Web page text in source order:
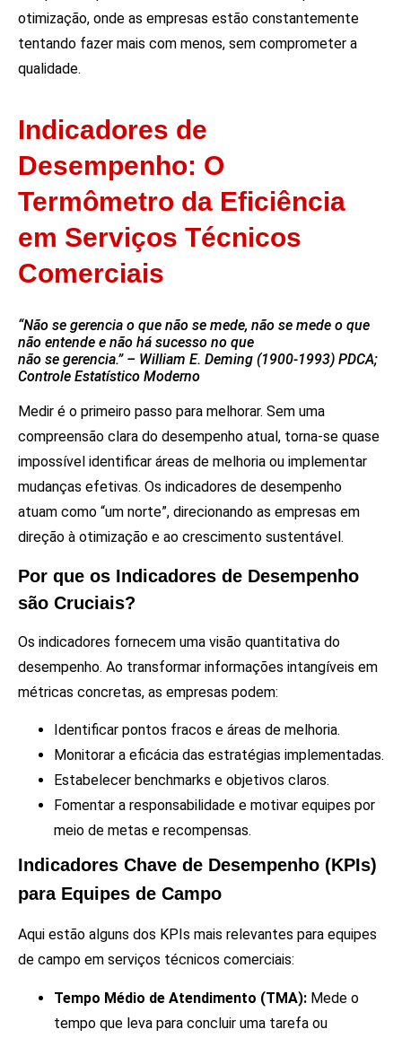
otimização, onde as empresas estão constantemente
tentando fazer mais com menos, sem comprometer a
qualidade.
Indicadores de
Desempenho: O
Termômetro da Eficiência
em Serviços Técnicos
Comerciais
“Não se gerencia o que não se mede, não se mede o que
não entende e não há sucesso no que
não se gerencia.” – William E. Deming (1900-1993) PDCA;
Controle Estatístico Moderno
Medir é o primeiro passo para melhorar. Sem uma
compreensão clara do desempenho atual, torna-se quase
impossível identificar áreas de melhoria ou implementar
mudanças efetivas. Os indicadores de desempenho
atuam como “um norte”, direcionando as empresas em
direção à otimização e ao crescimento sustentável.
Por que os Indicadores de Desempenho
são Cruciais?
Os indicadores fornecem uma visão quantitativa do
desempenho. Ao transformar informações intangíveis em
métricas concretas, as empresas podem:
Identificar pontos fracos e áreas de melhoria.
Monitorar a eficácia das estratégias implementadas.
Estabelecer benchmarks e objetivos claros.
Fomentar a responsabilidade e motivar equipes por
meio de metas e recompensas.
Indicadores Chave de Desempenho (KPIs)
para Equipes de Campo
Aqui estão alguns dos KPIs mais relevantes para equipes
de campo em serviços técnicos comerciais:
Tempo Médio de Atendimento (TMA): Mede o
tempo que leva para concluir uma tarefa ou